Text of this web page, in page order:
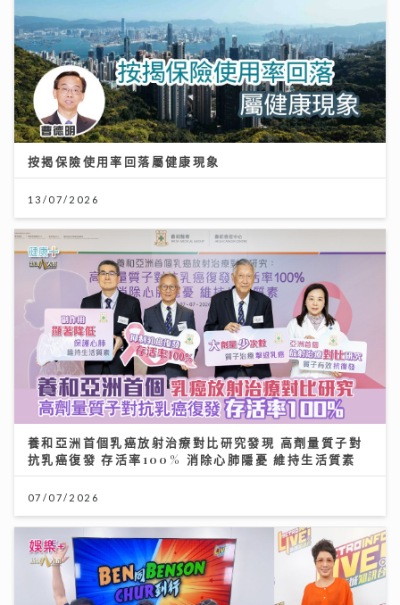
按揭保險使用率回落屬健康現象
13/07/2026
養和亞洲首個乳癌放射治療對比研究發現 高劑量質子對
抗乳癌復發 存活率100% 消除心肺隱憂 維持生活質素
07/07/2026